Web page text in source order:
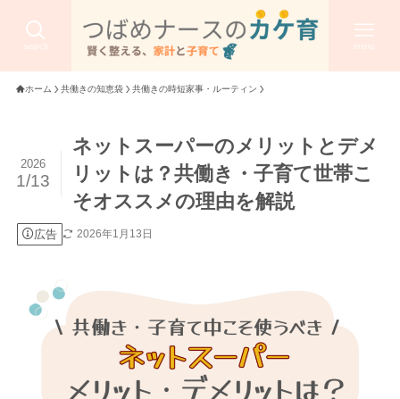
search menu
ホーム 共働きの知恵袋 共働きの時短家事・ルーティン
ネットスーパーのメリットとデメ
リットは？共働き・子育て世帯こ
そオススメの理由を解説
2026
1/13
広告 2026年1月13日